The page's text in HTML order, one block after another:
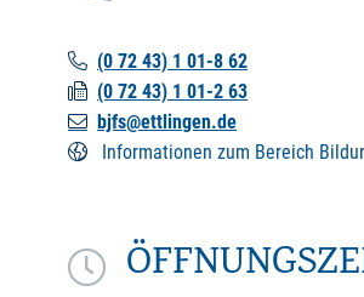
(0 72 43) 1 01-8 62
(0 72 43) 1 01-2 63
bjfs@ettlingen.de
Informationen zum Bereich